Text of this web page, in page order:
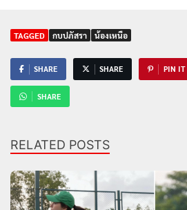
TAGGED กบปภัสรา น้องเหนือ
SHARE SHARE PIN IT
SHARE
RELATED POSTS